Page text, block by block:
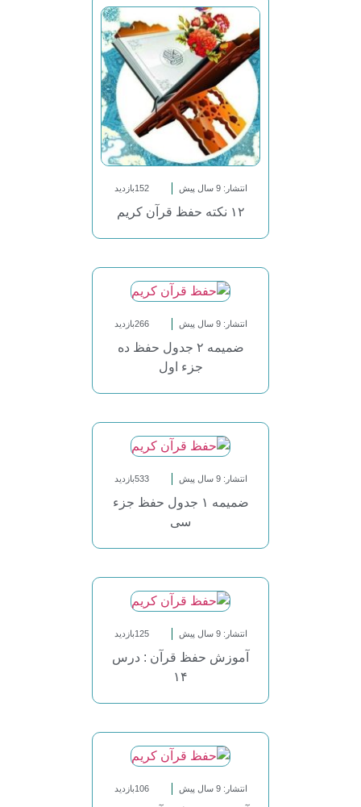
انتشار: 9 سال پیش 152بازدید
۱۲ نکته حفظ قرآن کریم
انتشار: 9 سال پیش 266بازدید
ضمیمه ۲ جدول حفظ ده
جزء اول
انتشار: 9 سال پیش 533بازدید
ضمیمه ۱ جدول حفظ جزء
سی
انتشار: 9 سال پیش 125بازدید
آموزش حفظ قرآن : درس
۱۴
انتشار: 9 سال پیش 106بازدید